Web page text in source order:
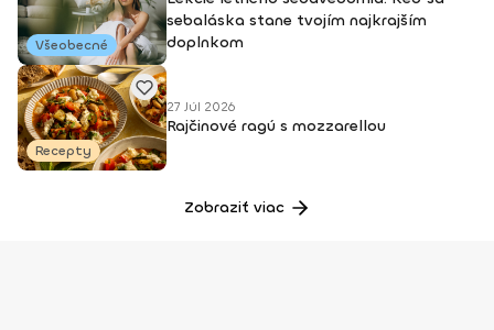
Všeobecné
sebaláska stane tvojím najkrajším
doplnkom
Recepty
27 Júl 2026
Rajčinové ragú s mozzarellou
Zobraziť viac